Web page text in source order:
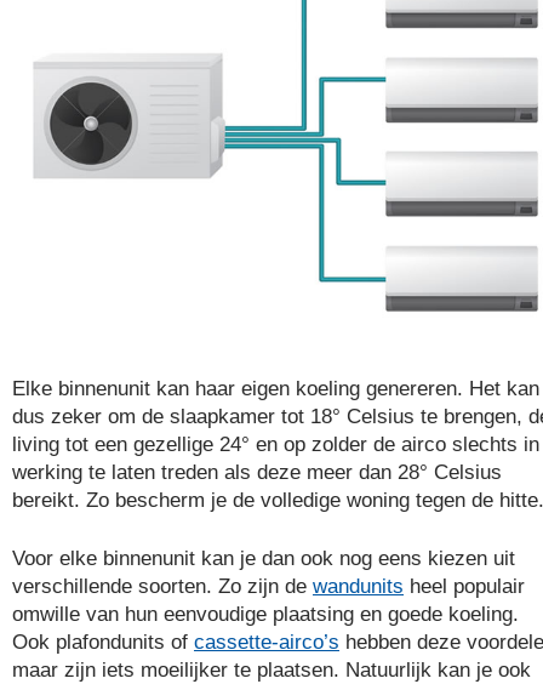
Elke binnenunit kan haar eigen koeling genereren. Het kan
dus zeker om de slaapkamer tot 18° Celsius te brengen,
living tot een gezellige 24° en op zolder de airco slechts in
werking te laten treden als deze meer dan 28° Celsius
bereikt. Zo bescherm je de volledige woning tegen de hitte.
Voor elke binnenunit kan je dan ook nog eens kiezen uit
verschillende soorten. Zo zijn de wandunits heel populair
omwille van hun eenvoudige plaatsing en goede koeling.
Ook plafondunits of cassette-airco’s hebben deze
maar zijn iets moeilijker te plaatsen. Natuurlijk kan je ook